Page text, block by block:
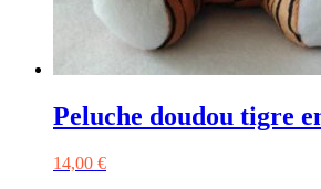
Peluche doudou tigre
14,00 €